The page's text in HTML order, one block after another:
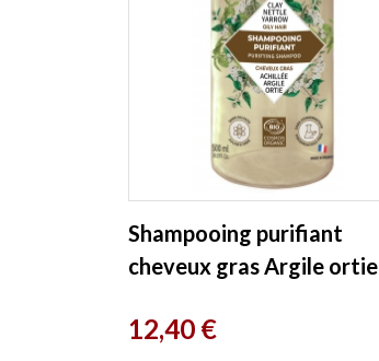
Shampooing purifiant
cheveux gras Argile ortie
Prix
12,40 €